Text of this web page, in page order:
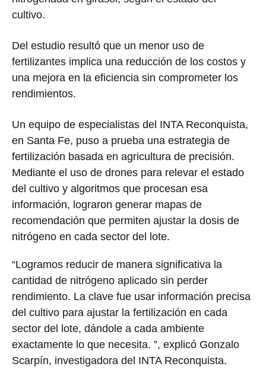
cultivo.
Del estudio resultó que un menor uso de
fertilizantes implica una reducción de los costos y
una mejora en la eficiencia sin comprometer los
rendimientos.
Un equipo de especialistas del INTA Reconquista,
en Santa Fe, puso a prueba una estrategia de
fertilización basada en agricultura de precisión.
Mediante el uso de drones para relevar el estado
del cultivo y algoritmos que procesan esa
información, lograron generar mapas de
recomendación que permiten ajustar la dosis de
nitrógeno en cada sector del lote.
“Logramos reducir de manera significativa la
cantidad de nitrógeno aplicado sin perder
rendimiento. La clave fue usar información precisa
del cultivo para ajustar la fertilización en cada
sector del lote, dándole a cada ambiente
exactamente lo que necesita. ”, explicó Gonzalo
Scarpín, investigadora del INTA Reconquista.